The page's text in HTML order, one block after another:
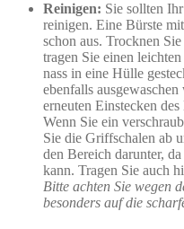
Reinigen: Sie sollten
reinigen. Eine Bürste
schon aus. Trocknen
tragen Sie einen
nass in eine Hülle
ebenfalls
erneuten Einstecken
Wenn Sie ein
Sie die Griffschalen ab
den Bereich darunter,
kann. Tragen Sie auch
Bitte achten Sie wegen
besonders auf die